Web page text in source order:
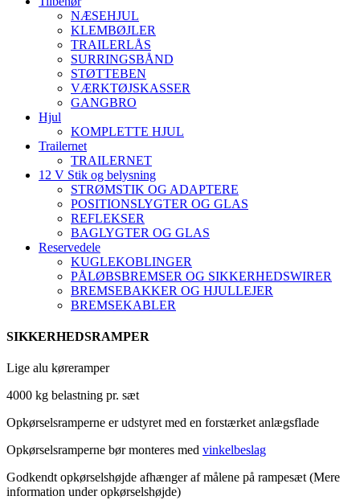
NÆSEHJUL
KLEMBØJLER
TRAILERLÅS
SURRINGSBÅND
STØTTEBEN
VÆRKTØJSKASSER
GANGBRO
Hjul
KOMPLETTE HJUL
Trailernet
TRAILERNET
12 V Stik og belysning
STRØMSTIK OG ADAPTERE
POSITIONSLYGTER OG GLAS
REFLEKSER
BAGLYGTER OG GLAS
Reservedele
KUGLEKOBLINGER
PÅLØBSBREMSER OG SIKKERHEDSWIRER
BREMSEBAKKER OG HJULLEJER
BREMSEKABLER
SIKKERHEDSRAMPER
Lige alu køreramper
4000 kg belastning pr. sæt
Opkørselsramperne er udstyret med en forstærket anlægsflade
Opkørselsramperne bør monteres med vinkelbeslag
Godkendt opkørselshøjde afhænger af målene på rampesæt (Mere
information under opkørselshøjde)